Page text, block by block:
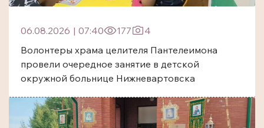
06.08.2026 | 07:40 177
4
Волонтеры храма целителя Пантелеимона
провели очередное занятие в детской
окружной больнице Нижневартовска